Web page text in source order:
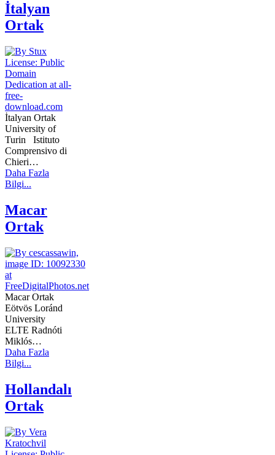
İtalyan
Ortak
İtalyan Ortak
University of
Turin Istituto
Comprensivo di
Chieri…
Daha Fazla
Bilgi...
Macar
Ortak
Macar Ortak
Eötvös Loránd
University
ELTE Radnóti
Miklós…
Daha Fazla
Bilgi...
Hollandalı
Ortak